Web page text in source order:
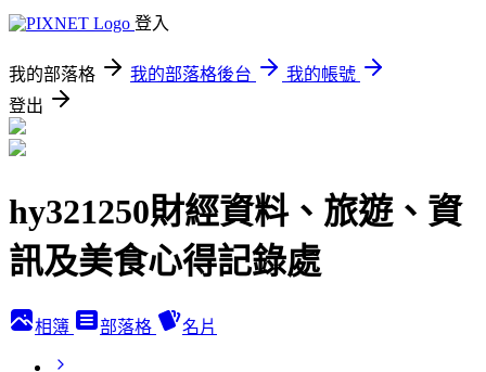
登入
我的部落格 我的部落格後台
我的帳號
登出
hy321250財經資料、旅遊、資
訊及美食心得記錄處
相簿 部落格 名片